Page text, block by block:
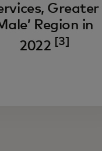
Greater
Region in
2022 [3]